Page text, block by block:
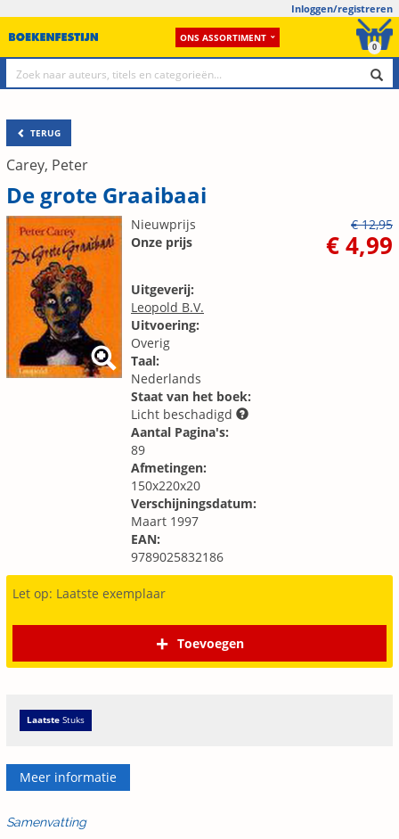
Inloggen/registreren
ONS ASSORTIMENT
0
TERUG
Carey, Peter
De grote Graaibaai
Nieuwprijs
€ 12,95
Onze prijs
€ 4,99
Uitgeverij:
Leopold B.V.
Uitvoering:
Overig
Taal:
Nederlands
Staat van het boek:
Licht beschadigd
Aantal Pagina's:
89
Afmetingen:
150x220x20
Verschijningsdatum:
Maart 1997
EAN:
9789025832186
Let op: Laatste exemplaar
Toevoegen
Laatste Stuks
Meer informatie
Samenvatting